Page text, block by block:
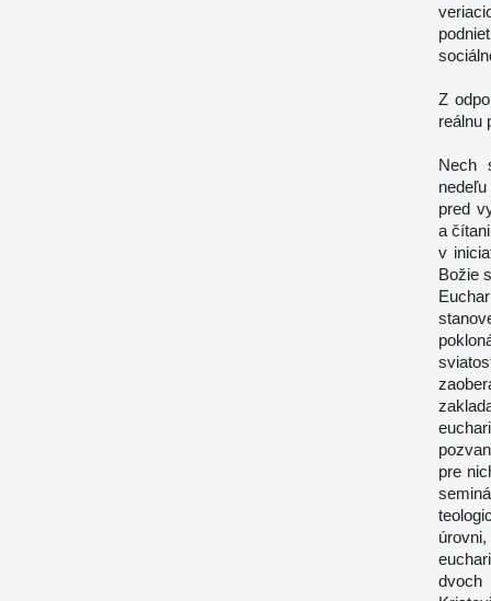
Z
reálnu
Nech
pred
a
v
Božie
pre